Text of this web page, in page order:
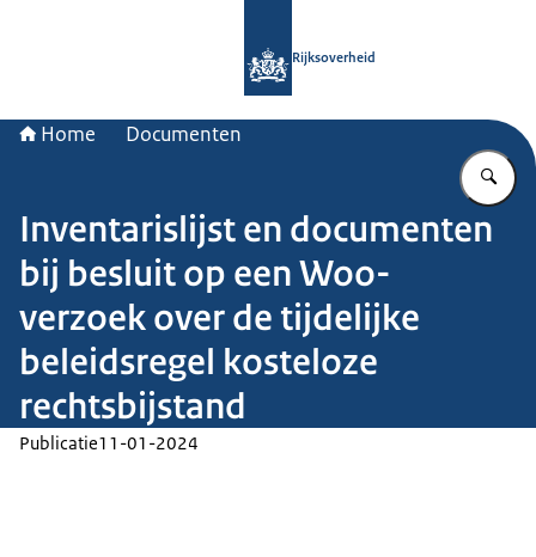
Rijksoverheid
Home Documenten
Inventarislijst en documenten
bij besluit op een Woo-
verzoek over de tijdelijke
beleidsregel kosteloze
rechtsbijstand
Publicatie11-01-2024